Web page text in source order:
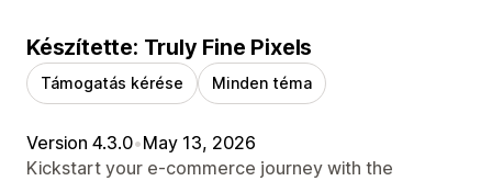
Készítette: Truly Fine Pixels
Támogatás kérése Minden téma
Version 4.3.0•May 13, 2026
Kickstart your e-commerce journey with the